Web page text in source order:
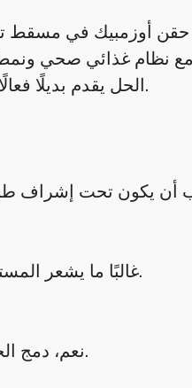
أوزمبيك في مسقط
مع نظام غذائي صحي
الحل يقدم بديلًا فعالًا لمن يبحثون عن فقدان الوزن دون اللجوء لطرق تقليدية قاسية أو ضارة.
غالبًا ما يشعر المستخدمون بتحسن خلال الأسابيع الأولى، لكن النتائج تختلف من شخص لآخر.
نعم، دمج الحقن مع نظام غذائي متوازن ونشاط بدني منتظم يعزز النتائج بشكل كبير.